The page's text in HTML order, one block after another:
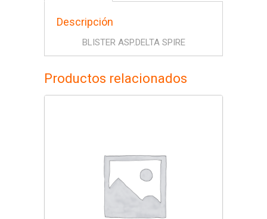
Descripción
BLISTER ASP.DELTA SPIRE
Productos relacionados